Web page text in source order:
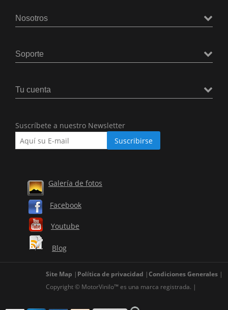
Nosotros
Soporte
Tu cuenta
Suscríbete a nuestro Newsletter
Galería de fotos
Facebook
Youtube
Blog
Site Map Política de privacidad
Condiciones Generales
Copyright © MotorVinilo™ es una marca registrada.